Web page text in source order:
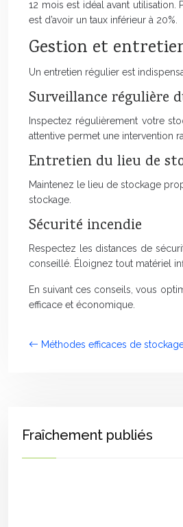
12 mois est idéal avant
est d’avoir un taux inférieur à 20%.
Gestion et
Un entretien régulier est
Surveillance régulière
Inspectez régulièrement votre
attentive permet une intervention
Entretien du lieu de
Maintenez le lieu de stockage
stockage.
Sécurité incendie
Respectez les distances de
conseillé. Éloignez tout matériel
En suivant ces conseils, vous
efficace et économique.
Méthodes efficaces de
Fraîchement publiés